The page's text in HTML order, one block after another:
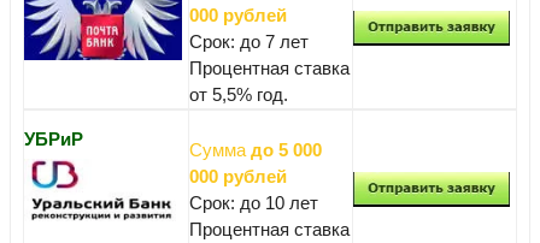
000 рублей
Срок: до 7 лет
Процентная ставка
от 5,5% год.
УБРиР
Сумма до 5 000
000 рублей
Срок: до 10 лет
Процентная ставка